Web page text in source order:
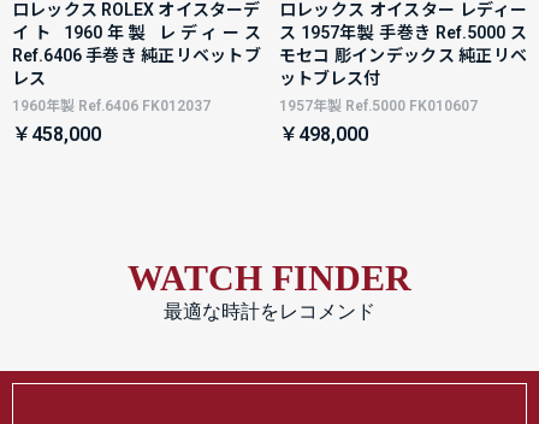
ロレックス ROLEX オイスターデ
イト 1960年製 レディース
Ref.6406 手巻き 純正リベットブ
レス
1960年製 Ref.6406 FK012037
￥458,000
ロレックス オイスター レディー
ス 1957年製 手巻き Ref.5000 ス
モセコ 彫インデックス 純正リベ
ットブレス付
1957年製 Ref.5000 FK010607
￥498,000
WATCH FINDER
最適な時計をレコメンド